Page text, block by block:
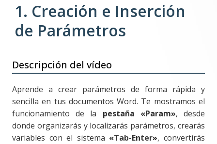
1. Creación e Inserción
de Parámetros
Descripción del vídeo
Aprende a crear parámetros de forma rápida y
sencilla en tus documentos Word. Te mostramos el
funcionamiento de la pestaña «Param», desde
donde organizarás y localizarás parámetros, crearás
variables con el sistema «Tab-Enter», convertirás